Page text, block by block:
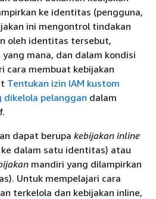
ke identitas (pengguna,
ini mengontrol tindakan
oleh identitas tersebut,
mana, dan dalam kondisi
cara membuat kebijakan
Tentukan izin IAM kustom
dikelola pelanggan dalam
.
dapat berupa kebijakan inline
dalam satu identitas) atau
mandiri yang dilampirkan
Untuk mempelajari cara
terkelola dan kebijakan inline,